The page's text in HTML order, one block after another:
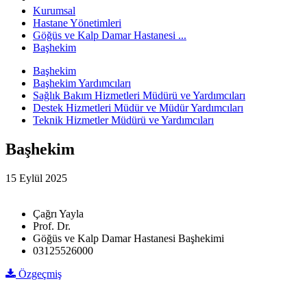
Kurumsal
Hastane Yönetimleri
Göğüs ve Kalp Damar Hastanesi ...
Başhekim
Başhekim
Başhekim Yardımcıları
Sağlık Bakım Hizmetleri Müdürü ve Yardımcıları
Destek Hizmetleri Müdür ve Müdür Yardımcıları
Teknik Hizmetler Müdürü ve Yardımcıları
Başhekim
15 Eylül 2025
Çağrı Yayla
Prof. Dr.
Göğüs ve Kalp Damar Hastanesi Başhekimi
03125526000
Özgeçmiş